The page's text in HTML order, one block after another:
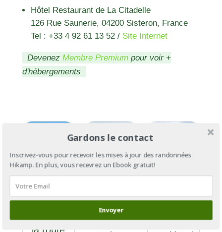
Hôtel Restaurant de La Citadelle
126 Rue Saunerie, 04200 Sisteron, France
Tel : +33 4 92 61 13 52/ Site Internet
Devenez Membre Premiumpour voir +
d'hébergements
GR®406 :
la route
GR®653D
: la Via
Domitia
la Via
Gardons le contact
Inscrivez-vous pour recevoir les mises à jour des randonnées
Hikamp. En plus, vous recevrez un Ebook gratuit!
Envoyer